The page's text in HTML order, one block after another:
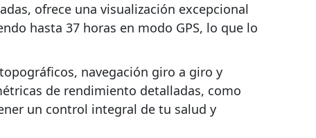
ofrece una visualización excepcional
hasta 37 horas en modo GPS, lo que lo
navegación giro a giro y
de rendimiento detalladas, como
un control integral de tu salud y